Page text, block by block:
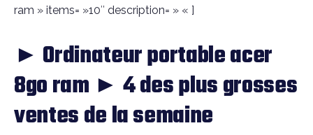
ram » items= »10″ description= » « ]
► Ordinateur portable acer
8go ram ► 4 des plus grosses
ventes de la semaine